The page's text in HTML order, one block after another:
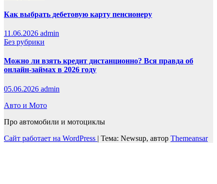
Как выбрать дебетовую карту пенсионеру
11.06.2026 admin
Без рубрики
Можно ли взять кредит дистанционно? Вся правда об
онлайн-займах в 2026 году
05.06.2026 admin
Авто и Мото
Про автомобили и мотоциклы
Сайт работает на WordPress | Тема: Newsup, автор Themeansar